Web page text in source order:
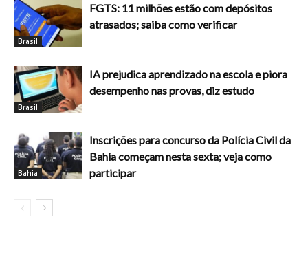
Brasil
FGTS: 11 milhões estão com depósitos
atrasados; saiba como verificar
Brasil
IA prejudica aprendizado na escola e piora
desempenho nas provas, diz estudo
Bahia
Inscrições para concurso da Polícia Civil da
Bahia começam nesta sexta; veja como
participar